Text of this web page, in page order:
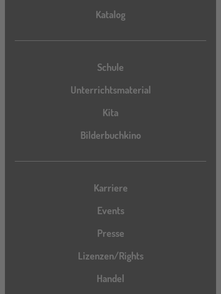
Katalog
Katalog
Schule
Unterrichtsmaterial
Kita
Bilderbuchkino
Karriere
Events
Presse
Lizenzen/Rights
Handel